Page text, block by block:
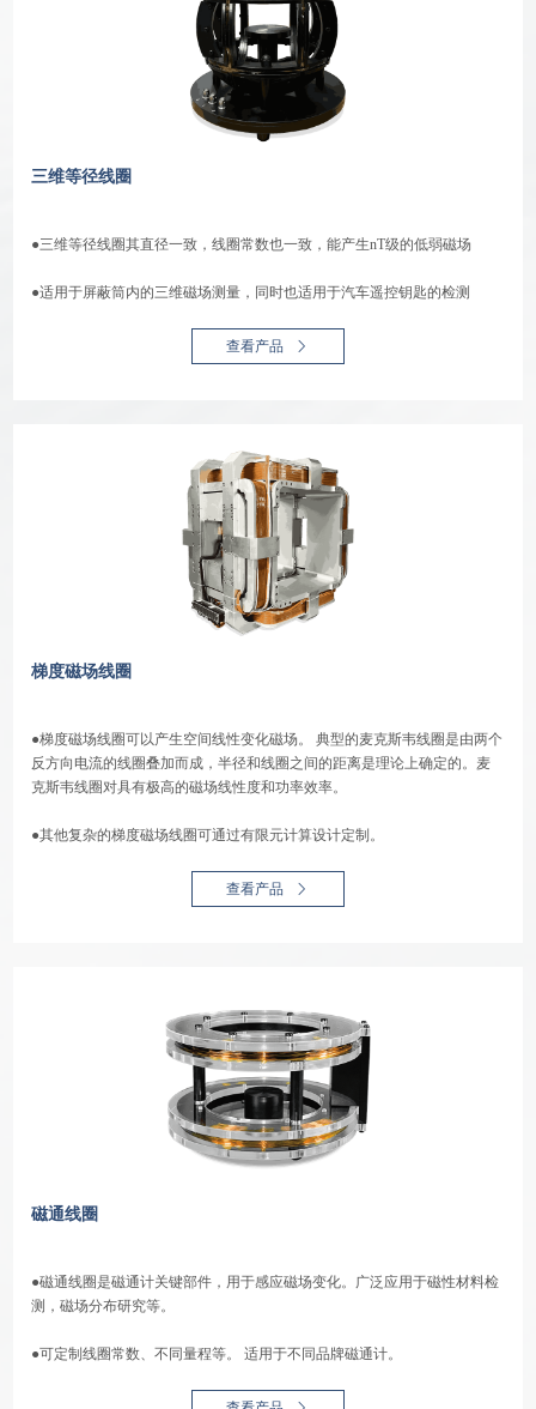
三维等径线圈
●三维等径线圈其直径一致，线圈常数也一致，能产生nT级的低弱磁场
●适用于屏蔽筒内的三维磁场测量，同时也适用于汽车遥控钥匙的检测
查看产品
梯度磁场线圈
●梯度磁场线圈可以产生空间线性变化磁场。 典型的麦克斯韦线圈是由两个
反方向电流的线圈叠加而成，半径和线圈之间的距离是理论上确定的。麦
克斯韦线圈对具有极高的磁场线性度和功率效率。
●其他复杂的梯度磁场线圈可通过有限元计算设计定制。
查看产品
磁通线圈
●磁通线圈是磁通计关键部件，用于感应磁场变化。广泛应用于磁性材料检
测，磁场分布研究等。
●可定制线圈常数、不同量程等。 适用于不同品牌磁通计。